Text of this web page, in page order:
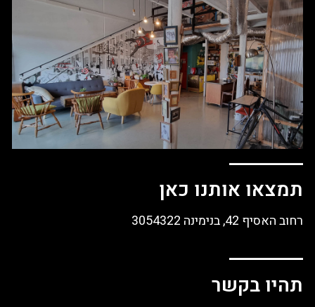
תמצאו אותנו כאן
רחוב האסיף 42, בנימינה 3054322
תהיו בקשר